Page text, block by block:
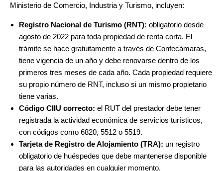
Ministerio de Comercio, Industria y Turismo, incluyen:
Registro Nacional de Turismo (RNT): obligatorio desde
agosto de 2022 para toda propiedad de renta corta. El
trámite se hace gratuitamente a través de Confecámaras,
tiene vigencia de un año y debe renovarse dentro de los
primeros tres meses de cada año. Cada propiedad requiere
su propio número de RNT, incluso si un mismo propietario
tiene varias.
Código CIIU correcto: el RUT del prestador debe tener
registrada la actividad económica de servicios turísticos,
con códigos como 6820, 5512 o 5519.
Tarjeta de Registro de Alojamiento (TRA): un registro
obligatorio de huéspedes que debe mantenerse disponible
para las autoridades en cualquier momento.